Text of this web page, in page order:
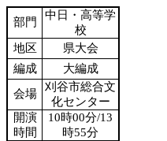
部門
中日・高等学
校
地区
県大会
編成
大編成
会場
刈谷市総合文
化センター
開演
時間
10時00分/13
時55分